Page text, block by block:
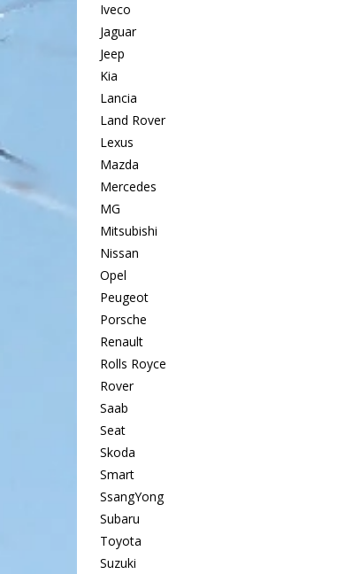
Iveco
Jaguar
Jeep
Kia
Lancia
Land Rover
Lexus
Mazda
Mercedes
MG
Mitsubishi
Nissan
Opel
Peugeot
Porsche
Renault
Rolls Royce
Rover
Saab
Seat
Skoda
Smart
SsangYong
Subaru
Toyota
Suzuki